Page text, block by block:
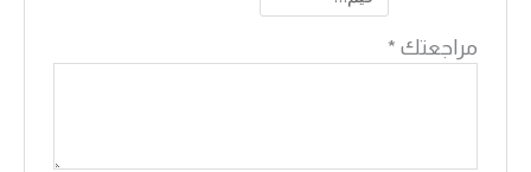
مراجعتك *